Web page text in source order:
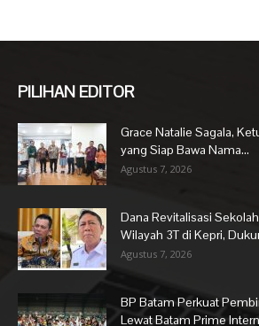
PILIHAN EDITOR
Grace Natalie Sagala,
yang Siap Bawa Nama...
Agustus 7, 2026
Dana Revitalisasi
Wilayah 3T di Kepri,
Agustus 7, 2026
BP Batam Perkuat
Lewat Batam Prime